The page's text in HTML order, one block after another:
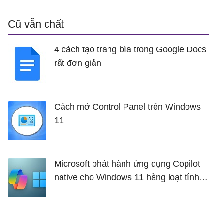
Cũ vẫn chất
4 cách tạo trang bìa trong Google Docs
rất đơn giản
Cách mở Control Panel trên Windows
11
Microsoft phát hành ứng dụng Copilot
native cho Windows 11 hàng loạt tính